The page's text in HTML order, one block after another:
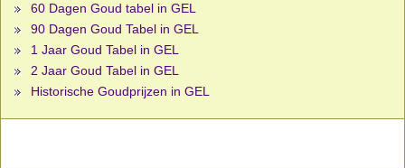
60 Dagen Goud tabel in GEL
90 Dagen Goud Tabel in GEL
1 Jaar Goud Tabel in GEL
2 Jaar Goud Tabel in GEL
Historische Goudprijzen in GEL